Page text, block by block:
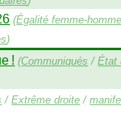
(Égalité femme-homme
)
! (Communiqués /État
/Extrême droite /